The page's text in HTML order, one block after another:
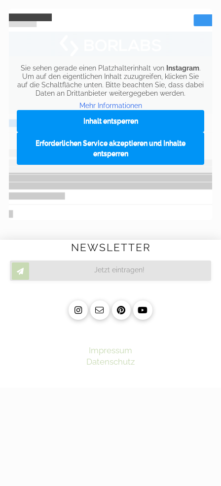
Sie sehen gerade einen Platzhalterinhalt von Instagram.
Um auf den eigentlichen Inhalt zuzugreifen, klicken Sie
auf die Schaltfläche unten. Bitte beachten Sie, dass dabei
Daten an Drittanbieter weitergegeben werden.
Mehr Informationen
Inhalt entsperren
Erforderlichen Service akzeptieren und Inhalte
entsperren
NEWSLETTER
Jetzt eintragen!
Impressum
Datenschutz